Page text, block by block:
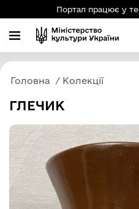
Портал працює у
Головна Колекції
ГЛЕЧИК